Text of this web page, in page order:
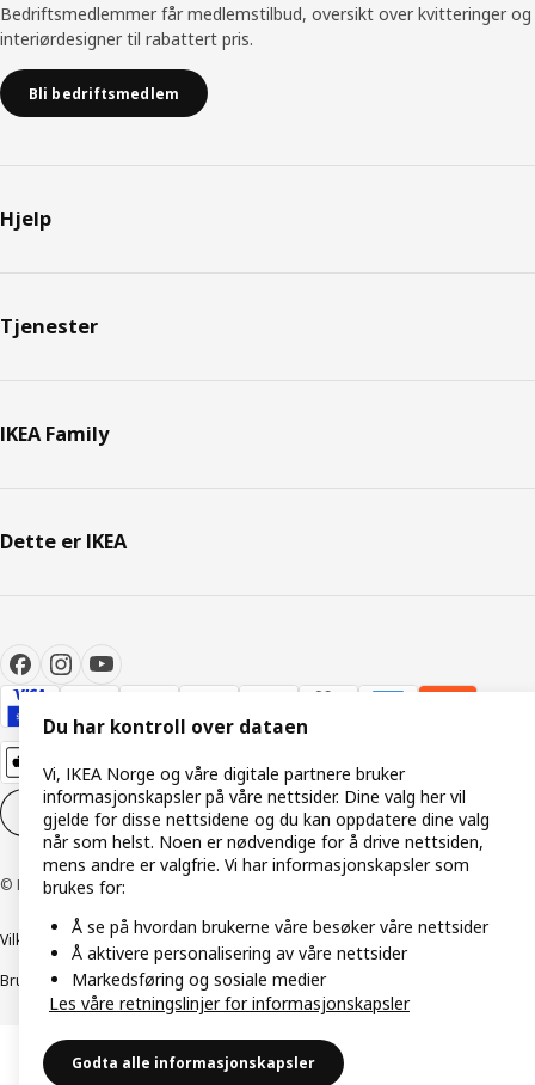
Bedriftsmedlemmer får medlemstilbud, oversikt over kvitteringer og
interiørdesigner til rabattert pris.
Bli bedriftsmedlem
Hjelp
Tjenester
IKEA Family
Dette er IKEA
Innstillinger for informasjonskapsler NO
© Inter IKEA Systems B.V. 1999–2026
Vilkår og betingelserRetningslinjer for personvern
Bruk av informasjonskapsler (Cookies)Retningslinjer for ansvarlig avsløring
Du har kontroll over dataen
Vi, IKEA Norge og våre digitale partnere bruker
informasjonskapsler på våre nettsider. Dine valg her vil
gjelde for disse nettsidene og du kan oppdatere dine valg
når som helst. Noen er nødvendige for å drive nettsiden,
mens andre er valgfrie. Vi har informasjonskapsler som
brukes for:
Å se på hvordan brukerne våre besøker våre nettsider
Å aktivere personalisering av våre nettsider
Markedsføring og sosiale medier
Les våre retningslinjer for informasjonskapsler
Godta alle informasjonskapsler